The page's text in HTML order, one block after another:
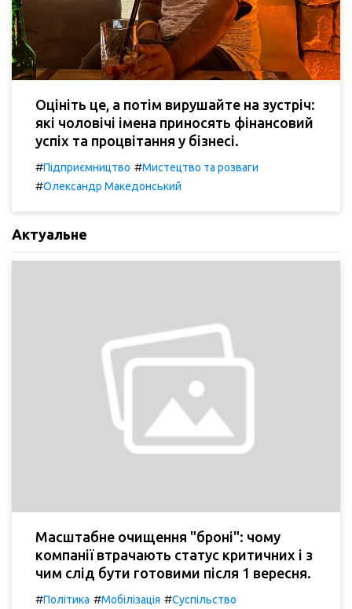
Оцініть це, а потім вирушайте на зустріч:
які чоловічі імена приносять фінансовий
успіх та процвітання у бізнесі.
#Підприємництво #Мистецтво та розваги
#Олександр Македонський
Актуальне
Масштабне очищення "броні": чому
компанії втрачають статус критичних і з
чим слід бути готовими після 1 вересня.
#Політика #Мобілізація #Суспільство